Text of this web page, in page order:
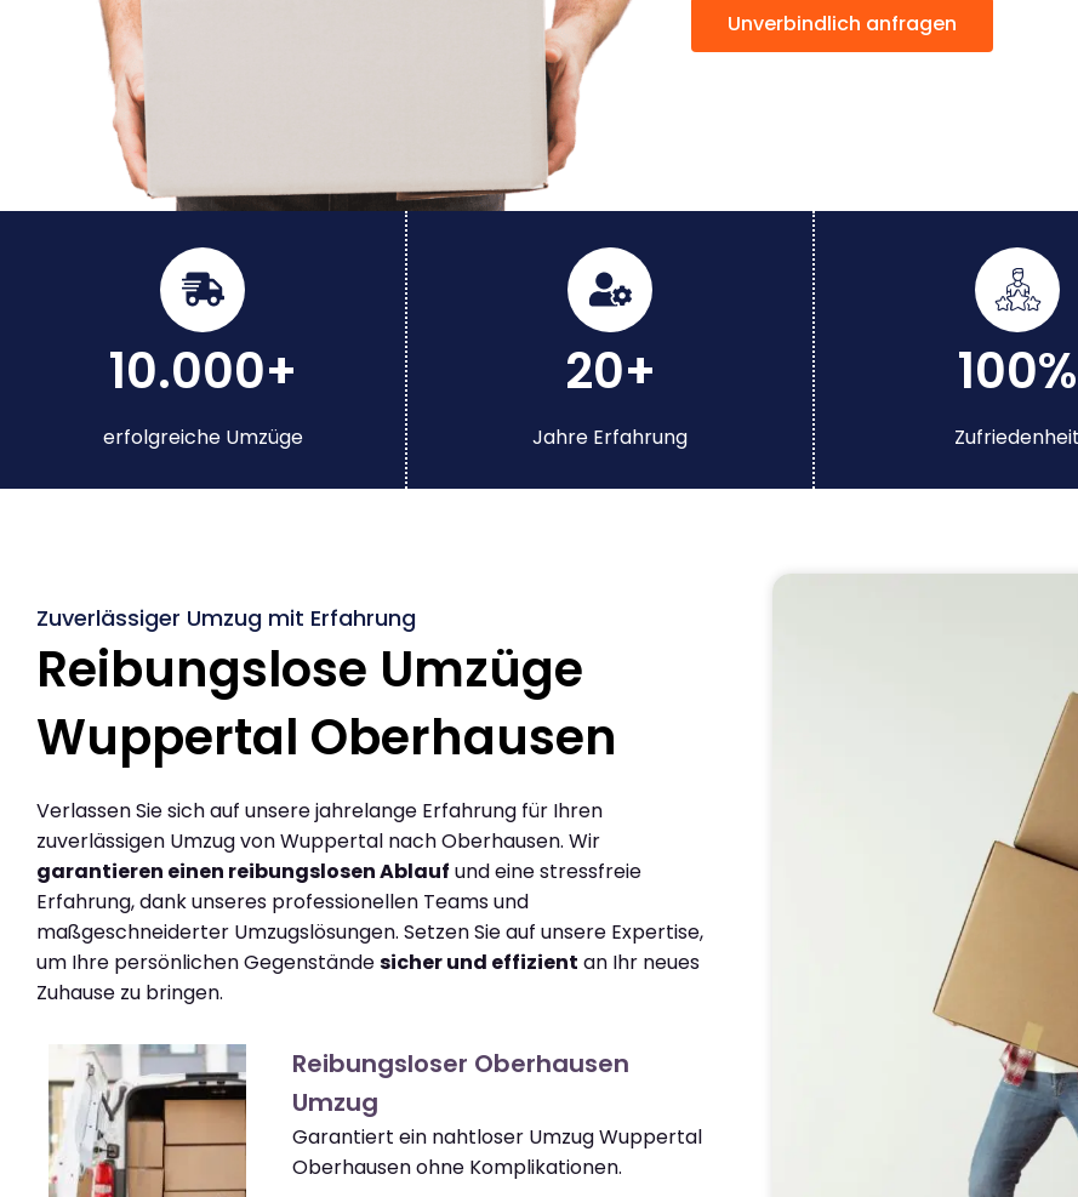
Unverbindlich anfragen
10.000+
erfolgreiche Umzüge
20+
Jahre Erfahrung
100%
Zufriedenheit
Zuverlässiger Umzug mit Erfahrung
Reibungslose Umzüge
Wuppertal Oberhausen
Verlassen Sie sich auf unsere jahrelange Erfahrung für Ihren
zuverlässigen Umzug von Wuppertal nach Oberhausen. Wir
garantieren einen reibungslosen Ablauf und eine stressfreie
Erfahrung, dank unseres professionellen Teams und
maßgeschneiderter Umzugslösungen. Setzen Sie auf unsere Expertise,
um Ihre persönlichen Gegenständesicher und effizient an Ihr neues
Zuhause zu bringen.
Reibungsloser Oberhausen
Umzug
Garantiert ein nahtloser Umzug Wuppertal
Oberhausen ohne Komplikationen.